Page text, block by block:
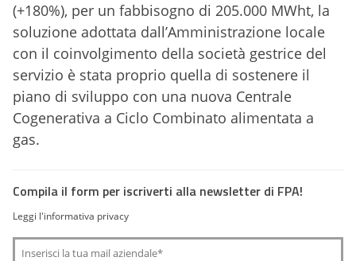
(+180%), per un fabbisogno di 205.000 MWht, la
soluzione adottata dall’Amministrazione locale
con il coinvolgimento della società gestrice del
servizio è stata proprio quella di sostenere il
piano di sviluppo con una nuova Centrale
Cogenerativa a Ciclo Combinato alimentata a
gas.
Compila il form per iscriverti alla newsletter di FPA!
Leggi l'informativa privacy